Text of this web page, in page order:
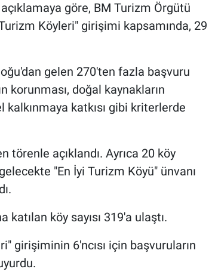
göre, BM Turizm Örgütü
Köyleri" girişimi kapsamında, 29
gelen 270'ten fazla başvuru
korunması, doğal kaynakların
katkısı gibi kriterlerde
açıklandı. Ayrıca 20 köy
"En İyi Turizm Köyü" ünvanı
köy sayısı 319'a ulaştı.
girişiminin 6'ncısı için başvuruların